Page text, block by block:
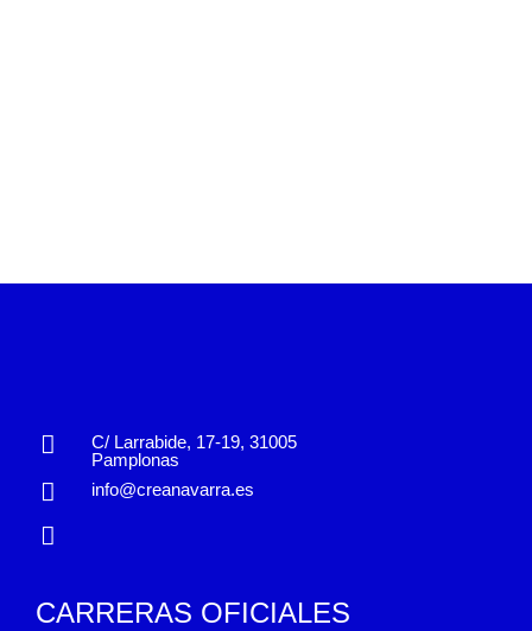
C/ Larrabide, 17-19, 31005
Pamplonas
info@creanavarra.es
CARRERAS OFICIALES